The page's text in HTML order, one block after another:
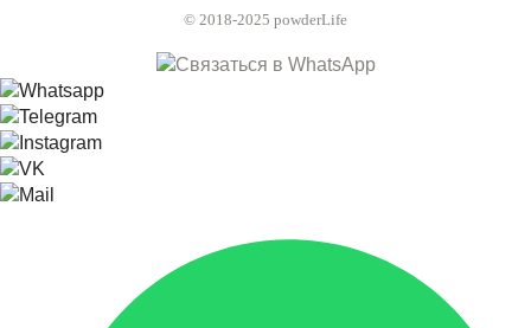
© 2018-2025 powderLife